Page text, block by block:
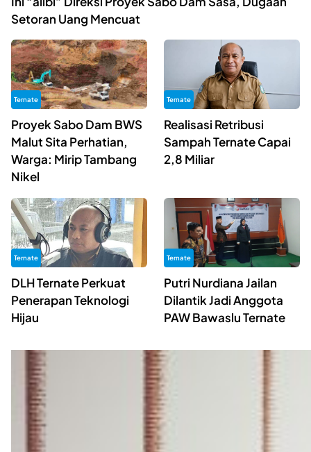
Setoran Uang Mencuat
Ternate
Proyek Sabo Dam BWS
Malut Sita Perhatian,
Warga: Mirip Tambang
Nikel
Ternate
Realisasi Retribusi
Sampah Ternate Capai
2,8 Miliar
Ternate
DLH Ternate Perkuat
Penerapan Teknologi
Hijau
Ternate
Putri Nurdiana Jailan
Dilantik Jadi Anggota
PAW Bawaslu Ternate